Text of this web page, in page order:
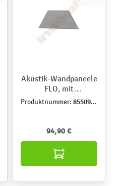
Akustik-Wandpaneele
FLO, mit
Bahamabezug, B
Produktnummer: 855090-1
94,90 €